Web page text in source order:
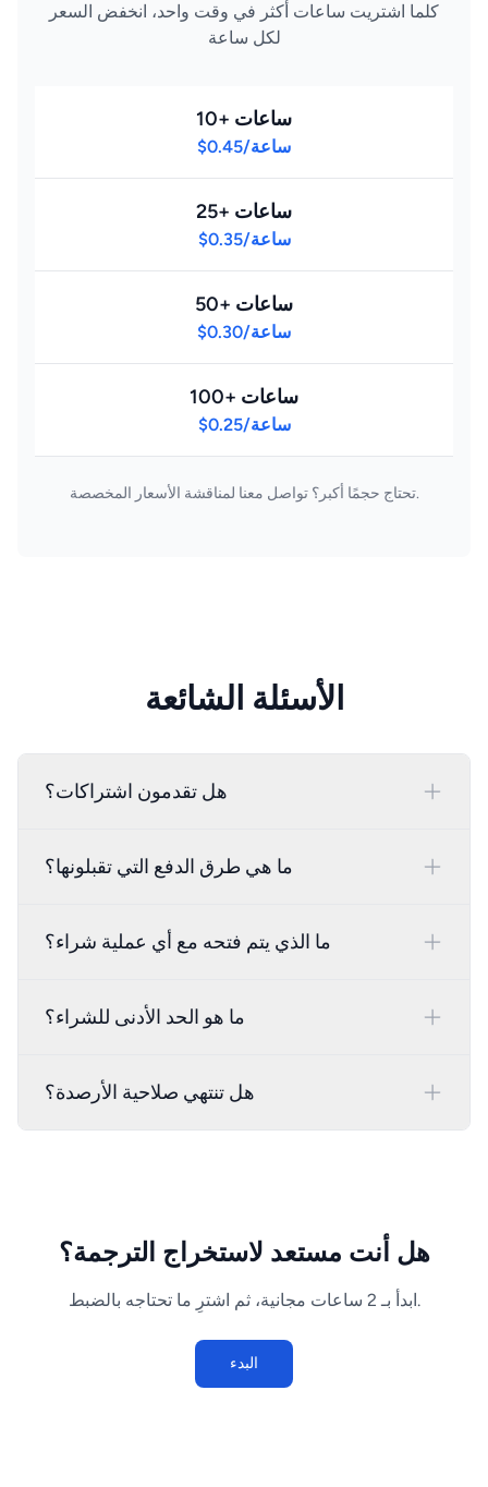
كلما اشتريت ساعات أكثر في وقت واحد، انخفض السعر
لكل ساعة
10+ ساعات
$0.45/ساعة
25+ ساعات
$0.35/ساعة
50+ ساعات
$0.30/ساعة
100+ ساعات
$0.25/ساعة
تحتاج حجمًا أكبر؟ تواصل معنا لمناقشة الأسعار المخصصة.
الأسئلة الشائعة
هل تقدمون اشتراكات؟
ما هي طرق الدفع التي تقبلونها؟
ما الذي يتم فتحه مع أي عملية شراء؟
ما هو الحد الأدنى للشراء؟
هل تنتهي صلاحية الأرصدة؟
هل أنت مستعد لاستخراج الترجمة؟
ابدأ بـ 2 ساعات مجانية، ثم اشترِ ما تحتاجه بالضبط.
البدء